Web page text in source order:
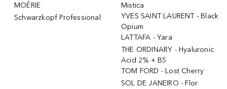
MOÉRIE
Schwarzkopf Professional
Mistica
YVES SAINT LAURENT - Black
Opium
LATTAFA - Yara
THE ORDINARY - Hyaluronic
Acid 2% + B5
TOM FORD - Lost Cherry
SOL DE JANEIRO - Flor